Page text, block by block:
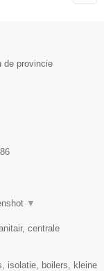
de provincie
▼
centrale
isolatie, boilers, kleine